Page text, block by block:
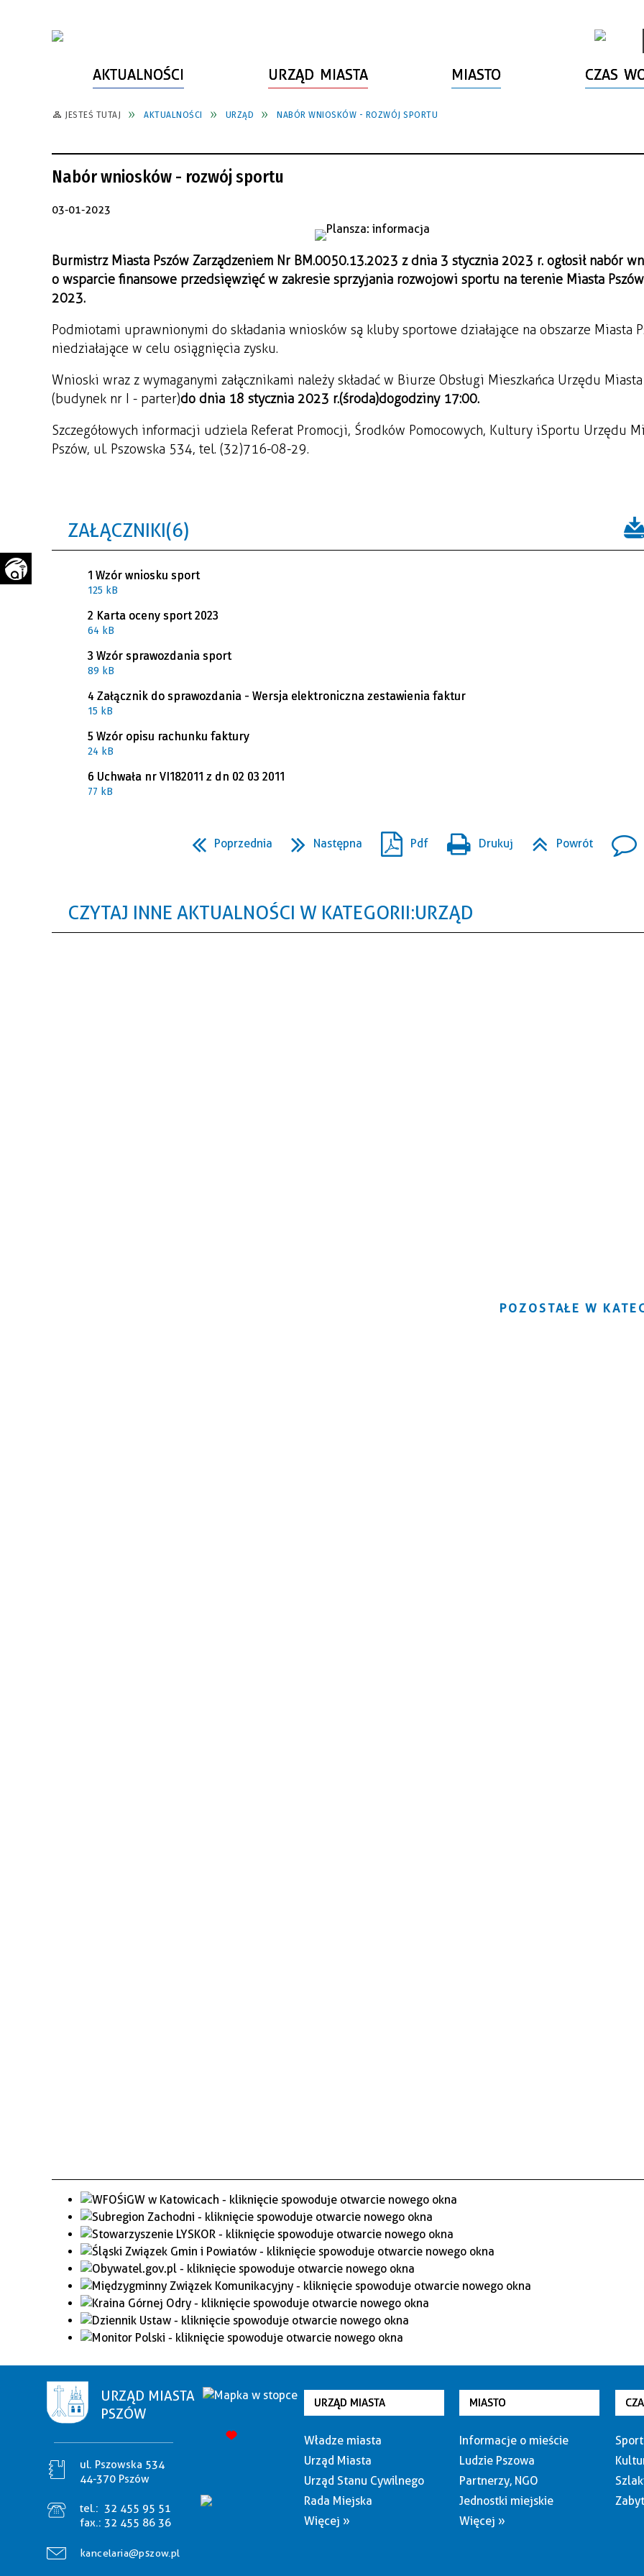
AKTUALNOŚCI URZĄD MIASTA
WŁADZE MIASTA
URZĄD STANU CYWILNEGO
RADA MIEJSKA
STRATEGIE, PLANY, PROGRAMY
FUNDUSZE ZEWNĘTRZNE
MIASTO
INFORMACJE O MIEŚCIE
PARTNERZY, NGO
JEDNOSTKI MIEJSKIE
INWESTYCJE MIEJSKIE
POWIATOWY LIDER
WAŻNE TELEFONY
"PSZOW.PL"
CZAS
SPORT
SZLAKI TURYSTYCZNE
ZABYTKI
ZAŁATW SPRAWĘ
BEZPIECZEŃSTWO
ZWIERZĘTA W GMINIE
INFORMATOR
KOMUNIKACJA I TRANSPORT
ZAGOSPODAROWANIE
PRZESTRZENNE
JESTEŚ TUTAJ AKTUALNOŚCI URZĄD NABÓR WNIOSKÓW - ROZWÓJ SPORTU
Nabór wniosków - rozwój sportu
03-01-2023
Burmistrz Miasta Pszów Zarządzeniem Nr BM.0050.13.2023 z dnia 3 stycznia 2023 r. ogłosił nabór
o wsparcie finansowe przedsięwzięć w zakresie sprzyjania rozwojowi sportu na terenie Miasta
2023.
Podmiotami uprawnionymi do składania wniosków są kluby sportowe działające na obszarze Miasta
niedziałające w celu osiągnięcia zysku.
Wnioski wraz z wymaganymi załącznikami należy składać w Biurze Obsługi Mieszkańca Urzędu
(budynek nr I - parter)do dnia 18 stycznia 2023 r.(środa)do godziny 17:00.
Szczegółowych informacji udziela Referat Promocji, Środków Pomocowych, Kultury i Sportu Urzędu
Pszów, ul. Pszowska 534, tel. (32) 716-08-29.
ZAŁĄCZNIKI (6)
1 Wzór wniosku sport
125 kB
2 Karta oceny sport 2023
64 kB
3 Wzór sprawozdania sport
89 kB
4 Załącznik do sprawozdania - Wersja elektroniczna zestawienia faktur
15 kB
5 Wzór opisu rachunku faktury
24 kB
6 Uchwała nr VI182011 z dn 02 03 2011
77 kB
Poprzednia Następna Pdf Drukuj Powrót
CZYTAJ INNE AKTUALNOŚCI W KATEGORII: URZĄD
POZOSTAŁE W
URZĄD MIASTA
PSZÓW
ul. Pszowska 534
44-370 Pszów
tel.: 32 455 95 51
fax.: 32 455 86 36
kancelaria@pszow.pl
URZĄD MIASTA
Władze miasta
Urząd Miasta
Urząd Stanu Cywilnego
Rada Miejska
Więcej »
MIASTO
Informacje o mieście
Ludzie Pszowa
Partnerzy, NGO
Jednostki miejskie
Więcej »
Sport